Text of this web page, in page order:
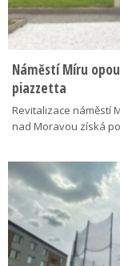
Náměstí Míru
piazzetta
Revitalizace náměstí
nad Moravou získá